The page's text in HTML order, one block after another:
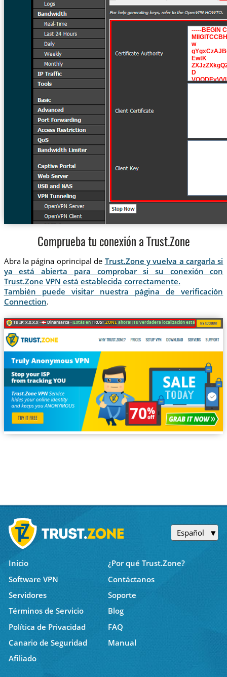
Comprueba tu conexión a Trust.Zone
Abra la página oprincipal de Trust.Zone y vuelva a cargarla si
ya está abierta para comprobar si su conexión con
Trust.Zone VPN está establecida correctamente.
También puede visitar nuestra página de verificación
Connection.
Tu IP: x.x.x.x · Dinamarca ·¡Estás enTRUST.ZONEahora! ¡Tu verdadera localización está oculta!
Español
Inicio
¿Por qué Trust.Zone?
Software VPN
Contáctanos
Servidores
Soporte
Términos de Servicio
Blog
Política de Privacidad
FAQ
Canario de Seguridad
Manual
Afiliado